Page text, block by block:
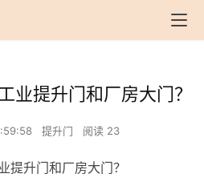
业提升门和厂房大门？
提升门 阅读 23
提升门和厂房大门？